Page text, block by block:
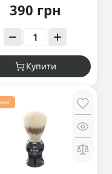
390 грн
Купити